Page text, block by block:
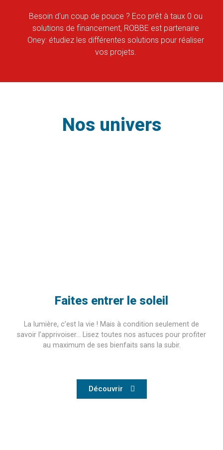
Besoin d'un coup de pouce ? Eco prêt à taux 0 ou
solutions de financement, ROBBE est partenaire
Oney: étudiez les différentes solutions pour réaliser
vos projets.
Nos univers
Faites entrer le soleil
La lumière, c’est la vie ! Mais à condition seulement de
savoir l’apprivoiser… Lisez toutes nos astuces pour profiter
au maximum de ses bienfaits sans la subir.
Découvrir